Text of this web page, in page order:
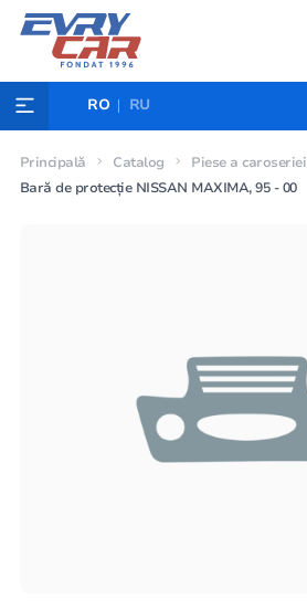
RO RU
Principală Catalog Piese a caroseriei
Bară de protecție NISSAN MAXIMA, 95 - 00